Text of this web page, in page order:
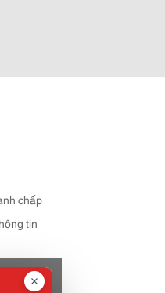
chấp
tin